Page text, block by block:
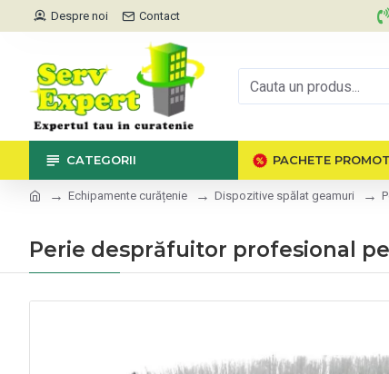
Despre noi Contact
CATEGORII PACHETE
Echipamente curățenie Dispozitive spălat geamuri
Perie desprăfuitor profesional